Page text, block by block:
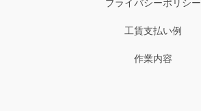
プライバシーポリシー
工賃支払い例
作業内容